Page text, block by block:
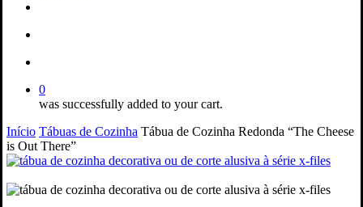
0
was successfully added to your cart.
Início Tábuas de Cozinha Tábua de Cozinha Redonda “The Cheese
is Out There”